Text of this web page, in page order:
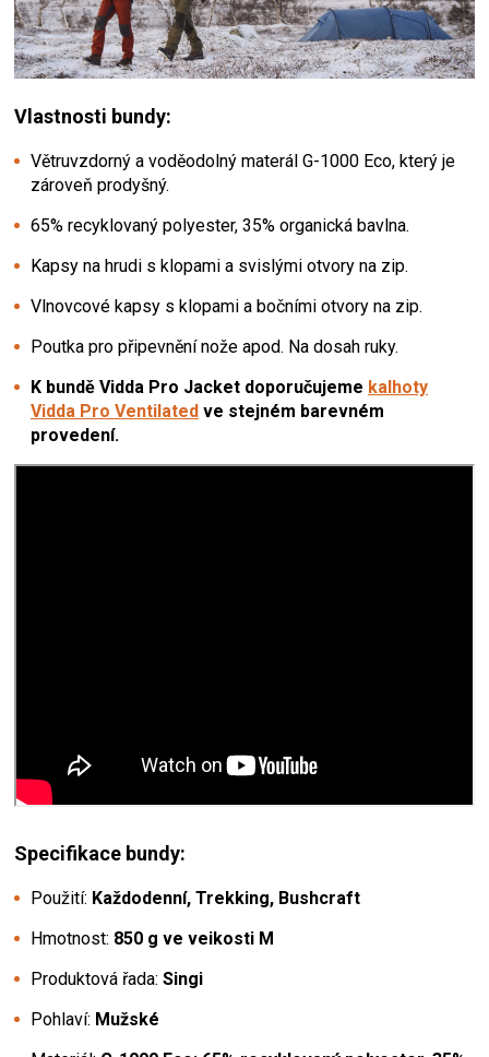
Vlastnosti bundy:
Větruvzdorný a voděodolný materál G-1000 Eco, který je
zároveň prodyšný.
65% recyklovaný polyester, 35% organická bavlna.
Kapsy na hrudi s klopami a svislými otvory na zip.
Vlnovcové kapsy s klopami a bočními otvory na zip.
Poutka pro připevnění nože apod. Na dosah ruky.
K bundě Vidda Pro Jacket doporučujeme kalhoty
Vidda Pro Ventilated ve stejném barevném
provedení.
Specifikace bundy:
Použití: Každodenní, Trekking, Bushcraft
Hmotnost: 850 g ve veikosti M
Produktová řada: Singi
Pohlaví: Mužské